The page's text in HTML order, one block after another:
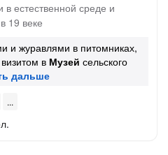
естественной среде и
19 веке
и журавлями в питомниках,
в Музей сельского